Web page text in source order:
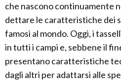
che nascono continuamente
dettare le caratteristiche dei
famosi al mondo. Oggi, i
in tutti i campi e, sebbene il
presentano caratteristiche
dagli altri per adattarsi alle